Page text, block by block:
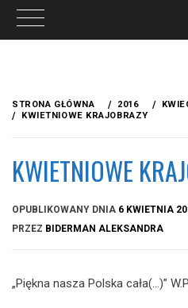
treści
STRONA GŁÓWNA 2016
KWIETNIOWE KRAJOBRAZY
KWIETNIOWE
OPUBLIKOWANY DNIA 6 KWIETNIA
PRZEZ BIDERMAN ALEKSANDRA
„Piękna nasza Polska cała(…)”